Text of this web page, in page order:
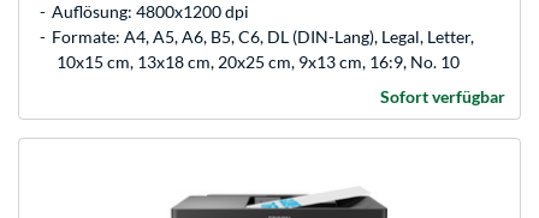
Auflösung: 4800x1200 dpi
Formate: A4, A5, A6, B5, C6, DL (DIN-Lang), Legal, Letter,
10x15 cm, 13x18 cm, 20x25 cm, 9x13 cm, 16:9, No. 10
Sofort verfügbar